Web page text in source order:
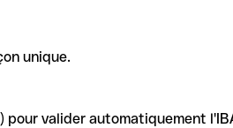
unique.
pour valider automatiquement